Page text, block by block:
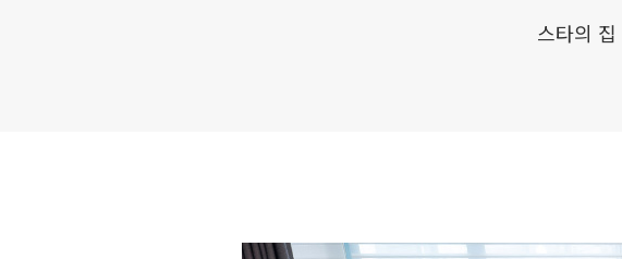
스타의